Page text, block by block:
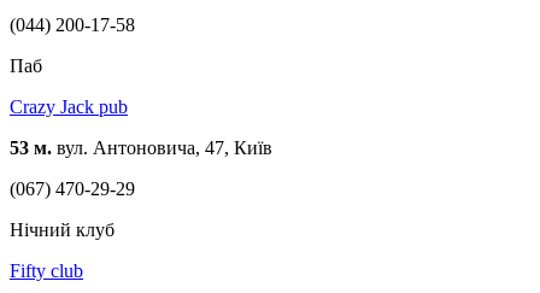
(044) 200-17-58
Паб
Crazy Jack pub
53 м. вул. Антоновича, 47, Київ
(067) 470-29-29
Нічний клуб
Fifty club